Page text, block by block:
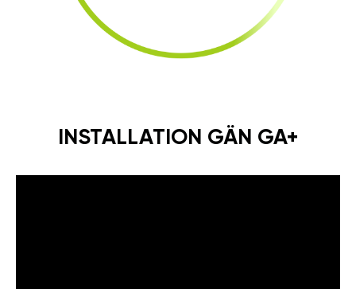
INSTALLATION GÄN GA+